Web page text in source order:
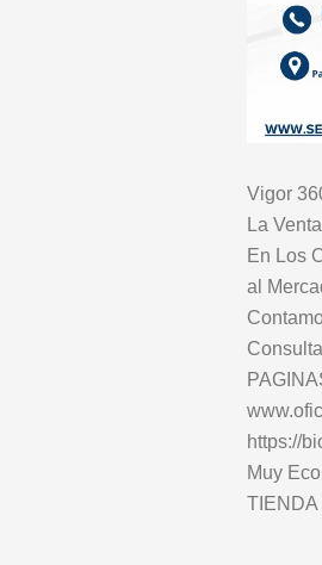
Vigor
La
En Los
al
https://
Muy
TIENDA